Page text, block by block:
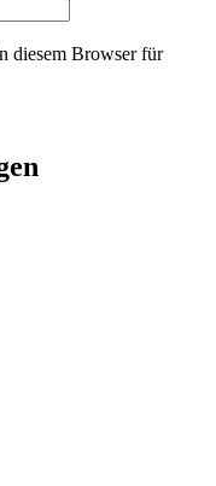
diesem Browser für